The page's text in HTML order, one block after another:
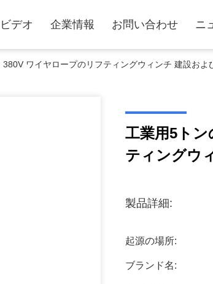
ビデオ 企業情報 お問い合わせ ニ
ワイヤロープのリフティングウィンチ 建設およ
工業用5ト
ティングウ
製品詳細:
起源の場所:
ブランド名: